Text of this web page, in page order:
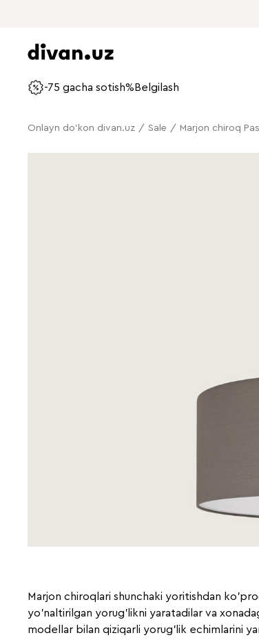
-75 gacha sotish% Belgilash
Onlayn do'kon divan.uz / Sale / Marjon chiroq
Marjon chiroqlari shunchaki yoritishdan
yo'naltirilgan yorug'likni yaratadilar va
modellar bilan qiziqarli yorug'lik echimlarini